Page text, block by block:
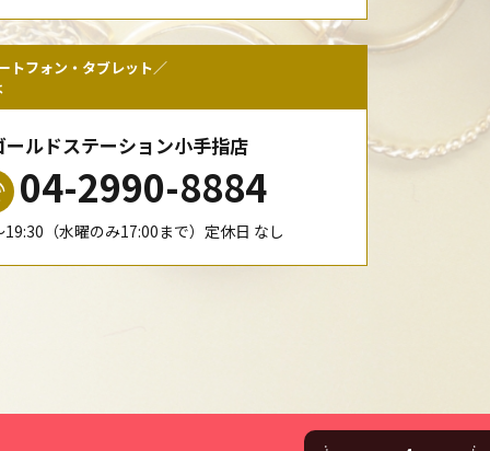
トフォン・タブレット／
ールドステーション小手指店
04-2990-8884
19:30（水曜のみ17:00まで）定休日 なし